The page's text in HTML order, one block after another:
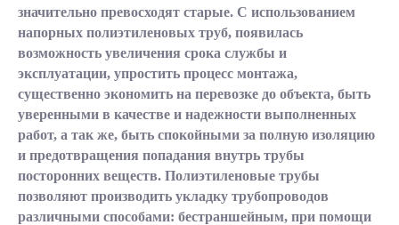
значительно превосходят старые. С использованием
напорных полиэтиленовых труб, появилась
возможность увеличения срока службы и
эксплуатации, упростить процесс монтажа,
существенно экономить на перевозке до объекта, быть
уверенными в качестве и надежности выполненных
работ, а так же, быть спокойными за полную изоляцию
и предотвращения попадания внутрь трубы
посторонних веществ. Полиэтиленовые трубы
позволяют производить укладку трубопроводов
различными способами: бестраншейным, при помощи